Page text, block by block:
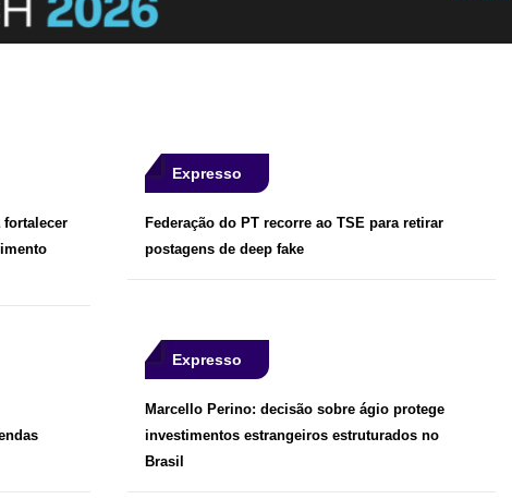
fortalecer
Expresso
Federação do PT recorre ao TSE para retirar
postagens de deep fake
Expresso
Marcello Perino: decisão sobre ágio protege
investimentos estrangeiros estruturados no
Brasil